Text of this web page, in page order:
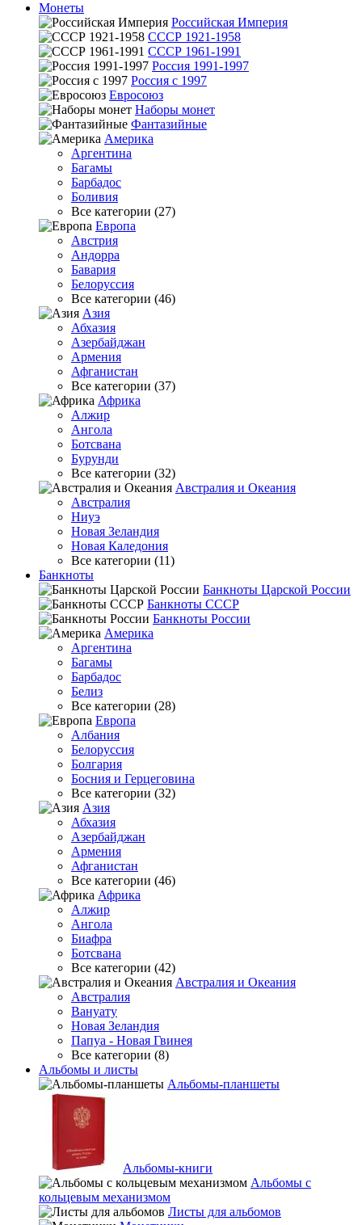
Монеты
Российская Империя
СССР 1921-1958
СССР 1961-1991
Россия 1991-1997
Россия с 1997
Евросоюз
Наборы монет
Фантазийные
Америка
Аргентина
Багамы
Барбадос
Боливия
Все категории (27)
Европа
Австрия
Андорра
Бавария
Белоруссия
Все категории (46)
Азия
Абхазия
Азербайджан
Армения
Афганистан
Все категории (37)
Африка
Алжир
Ангола
Ботсвана
Бурунди
Все категории (32)
Австралия и Океания
Австралия
Ниуэ
Новая Зеландия
Новая Каледония
Все категории (11)
Банкноты
Банкноты Царской России
Банкноты СССР
Банкноты России
Америка
Аргентина
Багамы
Барбадос
Белиз
Все категории (28)
Европа
Албания
Белоруссия
Болгария
Босния и Герцеговина
Все категории (32)
Азия
Абхазия
Азербайджан
Армения
Афганистан
Все категории (46)
Африка
Алжир
Ангола
Биафра
Ботсвана
Все категории (42)
Австралия и Океания
Австралия
Вануату
Новая Зеландия
Папуа - Новая Гвинея
Все категории (8)
Альбомы и листы
Альбомы-планшеты
Альбомы-книги
Альбомы с
кольцевым механизмом
Листы для альбомов